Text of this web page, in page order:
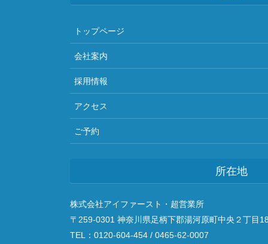
トップページ
会社案内
採用情報
アクセス
ご予約
所在地
株式会社アイファースト・超営業所
〒259-0301 神奈川県足柄下郡湯河原町中央２丁目
TEL：0120-604-454 / 0465-62-0007